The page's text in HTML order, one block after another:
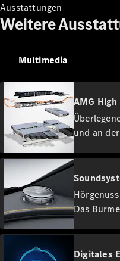
Neufahrzeuge
Occasionsfahrzeuge
finden
Aktuelle
Angebote &
Sondermodelle
Flotten &
Geschäftskunden
Konfigurator
Probefahrt
buchen
Financial
Ausstattungen
Weitere
Multimedia
AMG
und an
Ehre. Die
einzelnen
effiziente
Das
in einen
Digitales